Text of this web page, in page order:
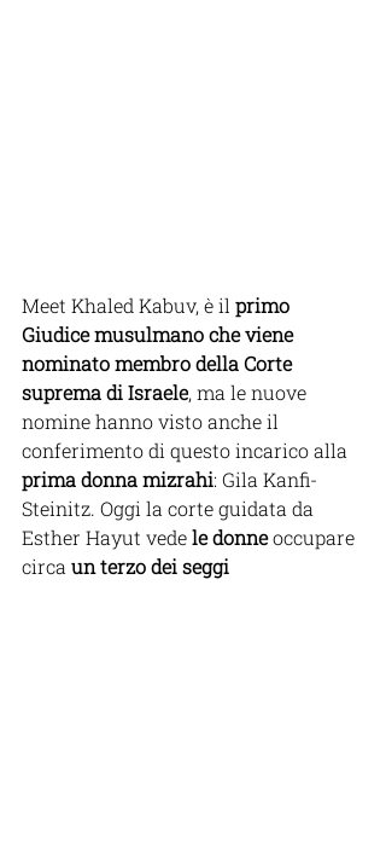
Meet Khaled Kabuv, è il primo
Giudice musulmano che viene
nominato membro della Corte
suprema di Israele, ma le nuove
nomine hanno visto anche il
conferimento di questo incarico alla
prima donna mizrahi: Gila Kanfi-
Steinitz. Oggi la corte guidata da
Esther Hayut vede le donne occupare
circa un terzo dei seggi